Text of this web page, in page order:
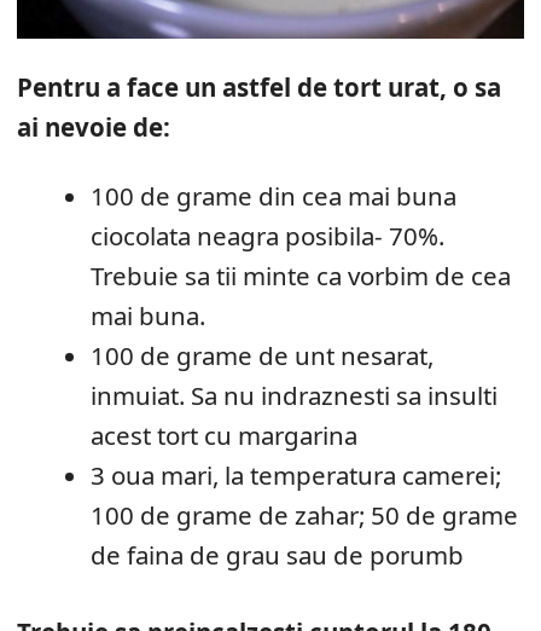
Pentru a face un astfel de tort urat, o sa
ai nevoie de:
100 de grame din cea mai buna
ciocolata neagra posibila- 70%.
Trebuie sa tii minte ca vorbim de cea
mai buna.
100 de grame de unt nesarat,
inmuiat. Sa nu indraznesti sa insulti
acest tort cu margarina
3 oua mari, la temperatura camerei;
100 de grame de zahar; 50 de grame
de faina de grau sau de porumb